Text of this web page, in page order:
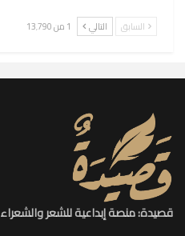
السابق التالي 1 من 13٬790
قصيدة: منصة إبداعية للشعر والشعراء